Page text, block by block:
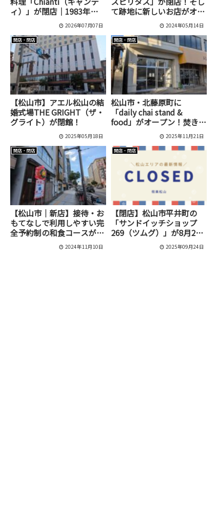
ィ）」が閉店｜1983年創
業、43年の歴史に幕2026年07月07日
て跡地に新しいお店がオー
プンしていました2024年05月14日
開店・閉店
【松山市】アエル松山の結
婚式場THE GRIGHT（ザ・
グライト）が閉館！
2025年05月18日
開店・閉店
松山市・北藤原町に
「daily chai stand &
food」がオープン！焚き火
チャイと南インドのパロタ
を楽しめるお店
2025年11月21日
開店・閉店
【松山市｜新店】接待・お
もてなしで利用しやすい完
全予約制の和食コースが出
るお店「一番町 勝」が9月
17日にオープン！
2024年11月10日
開店・閉店
【閉店】松山市平井町の
「サンドイッチショップ
269（ツムグ）」が8月21
日をもって閉店。2025年09月24日